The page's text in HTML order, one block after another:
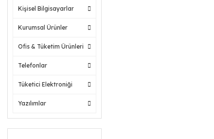
Kişisel Bilgisayarlar
Kurumsal Ürünler
Ofis & Tüketim Ürünleri
Telefonlar
Tüketici Elektroniği
Yazılımlar